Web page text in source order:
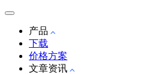
产品
下载
价格方案
文章资讯